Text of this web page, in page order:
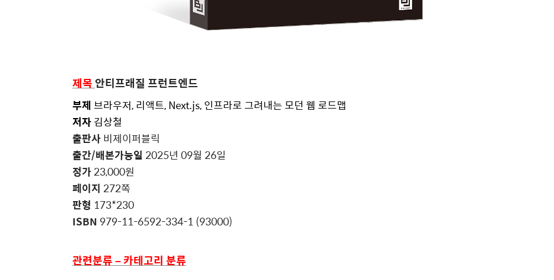
제목 안티프래질 프런트엔드
부제브라우저,리액트, Next.js,인프라로 그려내는 모던 웹 로드맵
저자김상철
출판사비제이퍼블릭
출간/배본가능일 2025년 09월 26일
정가23,000원
페이지 272쪽
판형 173*230
ISBN 979-11-6592-334-1 (93000)
관련분류–카테고리 분류